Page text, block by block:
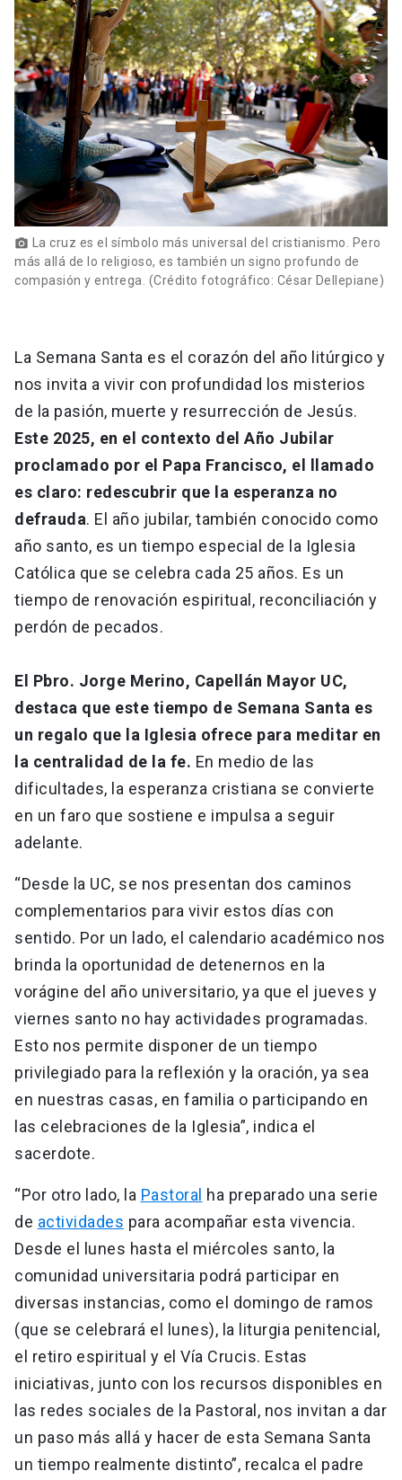
Padres y familia
Vecinos launch
Mi Portal UC launch
Medios Biblioteca launch
Donaciones launch
photo_camera La cruz es el símbolo más universal del cristianismo. Pero
más allá de lo religioso, es también un signo profundo de
compasión y entrega. (Crédito fotográfico: César Dellepiane)
La Semana Santa es el corazón del año litúrgico y
nos invita a vivir con profundidad los misterios
de la pasión, muerte y resurrección de Jesús.
Este 2025, en el contexto del Año Jubilar
proclamado por el Papa Francisco, el llamado
es claro: redescubrir que la esperanza no
defrauda. El año jubilar, también conocido como
año santo, es un tiempo especial de la Iglesia
Católica que se celebra cada 25 años. Es un
tiempo de renovación espiritual, reconciliación y
perdón de pecados.
El Pbro. Jorge Merino, Capellán Mayor UC,
destaca que este tiempo de Semana Santa es
un regalo que la Iglesia ofrece para meditar en
la centralidad de la fe. En medio de las
dificultades, la esperanza cristiana se convierte
en un faro que sostiene e impulsa a seguir
adelante.
“Desde la UC, se nos presentan dos caminos
complementarios para vivir estos días con
sentido. Por un lado, el calendario académico nos
brinda la oportunidad de detenernos en la
vorágine del año universitario, ya que el jueves y
viernes santo no hay actividades programadas.
Esto nos permite disponer de un tiempo
privilegiado para la reflexión y la oración, ya sea
en nuestras casas, en familia o participando en
las celebraciones de la Iglesia”, indica el
sacerdote.
“Por otro lado, la Pastoral ha preparado una serie
de actividades ​​​​​​para acompañar esta vivencia.
Desde el lunes hasta el miércoles santo, la
comunidad universitaria podrá participar en
diversas instancias, como el domingo de ramos
(que se celebrará el lunes), la liturgia penitencial,
el retiro espiritual y el Vía Crucis. Estas
iniciativas, junto con los recursos disponibles en
las redes sociales de la Pastoral, nos invitan a dar
un paso más allá y hacer de esta Semana Santa
un tiempo realmente distinto”, recalca el padre